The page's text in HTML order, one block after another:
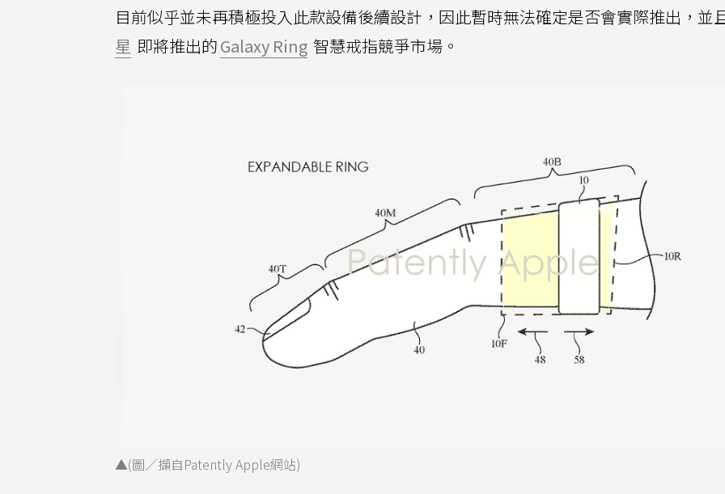
目前似乎並未再積極投入此款設備後續設計，因此暫時無法確定是否會實際推出，並
星 即將推出的Galaxy Ring 智慧戒指競爭市場。
▲(圖／擷自Patently Apple網站)